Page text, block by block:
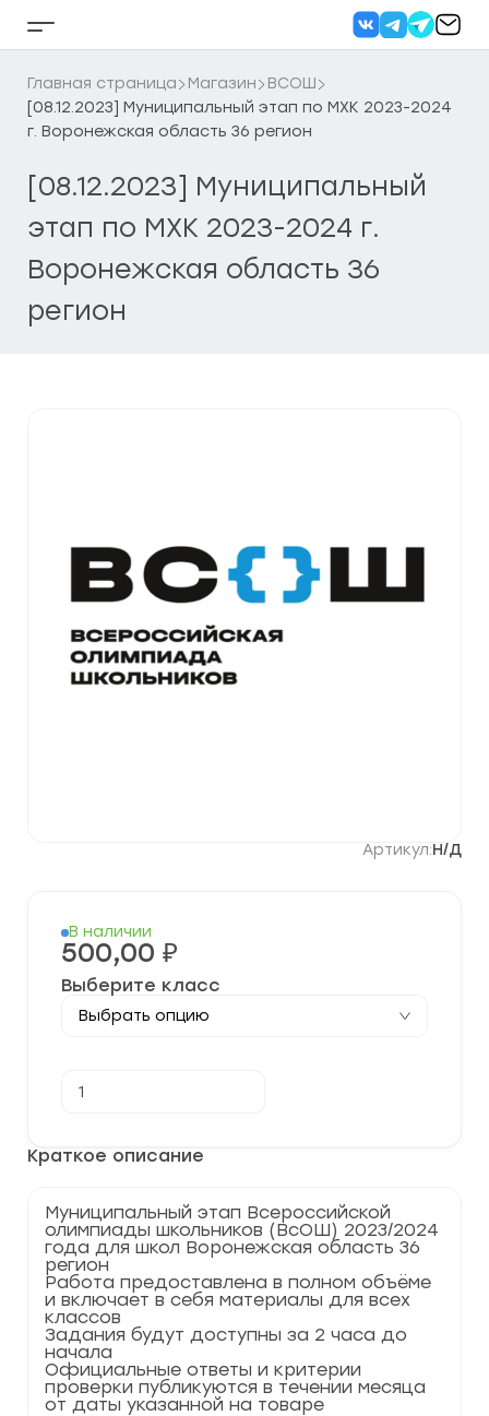
Кнопка
бокового
меню
Главная страница Магазин
ВСОШ
[08.12.2023] Муниципальный этап по МХК 2023-2024
г. Воронежская область 36 регион
[08.12.2023] Муниципальный
этап по МХК 2023-2024 г.
Воронежская область 36
регион
Артикул:Н/Д
Краткое описание
Муниципальный этап Всероссийской
олимпиады школьников (ВсОШ) 2023/2024
года для школ Воронежская область 36
регион
Работа предоставлена в полном объёме
и включает в себя материалы для всех
классов
Задания будут доступны за 2 часа до
начала
Официальные ответы и критерии
проверки публикуются в течении месяца
от даты указанной на товаре
В наличии
500,00 ₽
Выберите класс
товара
этап
по
2024
г.
Воронежская
область
36
регион